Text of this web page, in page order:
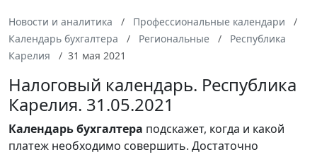
Новости и аналитика
Профессиональные календари
Календарь бухгалтера
Региональные
Республика
Карелия
31 мая 2021
Налоговый календарь. Республика
Карелия. 31.05.2021
Календарьбухгалтера подскажет, когда и какой
платеж необходимо совершить. Достаточно